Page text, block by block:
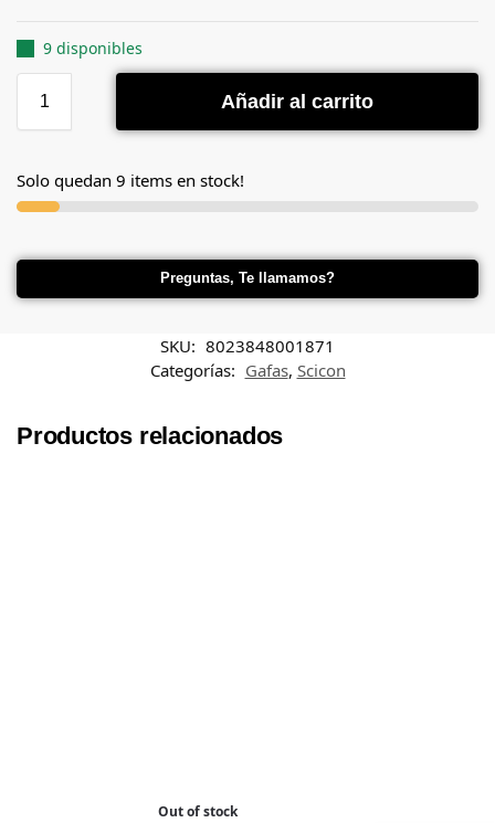
9 disponibles
Añadir al carrito
Solo quedan 9 items en stock!
Preguntas, Te llamamos?
SKU: 8023848001871
Categorías: Gafas, Scicon
Productos relacionados
Out of stock